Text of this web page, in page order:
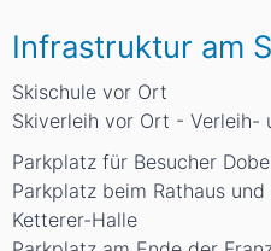
Infrastruktur am
Skischule vor Ort
Skiverleih vor Ort - Verleih-
Parkplatz für Besucher
Parkplatz beim Rathaus
Ketterer-Halle